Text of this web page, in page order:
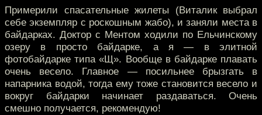
Примерили спасательные жилеты (Виталик выбрал
себе экземпляр с роскошным жабо), и заняли места в
байдарках. Доктор с Ментом ходили по Ельчинскому
озеру в просто байдарке, а я — в элитной
фотобайдарке типа «Щ». Вообще в байдарке плавать
очень весело. Главное — посильнее брызгать в
напарника водой, тогда ему тоже становится весело и
вокруг байдарки начинает раздаваться. Очень
смешно получается, рекомендую!